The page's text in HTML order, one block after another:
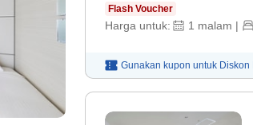
Flash Voucher
Harga untuk: 1 malam |
Gunakan kupon untuk Diskon